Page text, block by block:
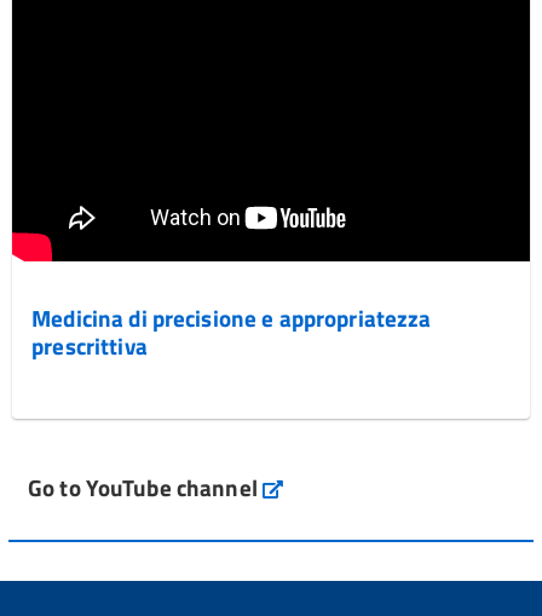
Medicina di precisione e appropriatezza
prescrittiva
Go to YouTube channel